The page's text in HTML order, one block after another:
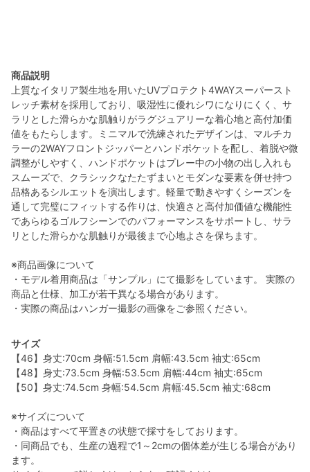
商品説明
上質なイタリア製生地を用いたUVプロテクト4WAYスーパースト
レッチ素材を採用しており、吸湿性に優れシワになりにくく、サ
ラリとした滑らかな肌触りがラグジュアリーな着心地と高付加価
値をもたらします。ミニマルで洗練されたデザインは、マルチカ
ラーの2WAYフロントジッパーとハンドポケットを配し、着脱や微
調整がしやすく、ハンドポケットはプレー中の小物の出し入れも
スムーズで、クラシックなたたずまいとモダンな要素を併せ持つ
品格あるシルエットを演出します。軽量で動きやすくシーズンを
通して完璧にフィットする作りは、快適さと高付加価値な機能性
であらゆるゴルフシーンでのパフォーマンスをサポートし、サラ
リとした滑らかな肌触りが最後まで心地よさを保ちます。
※商品画像について
・モデル着用商品は「サンプル」にて撮影をしています。 実際の
商品と仕様、加工が若干異なる場合があります。
・実際の商品はハンガー撮影の画像をご参照ください。
サイズ
【46】身丈:70cm 身幅:51.5cm 肩幅:43.5cm 袖丈:65cm
【48】身丈:73.5cm 身幅:53.5cm 肩幅:44cm 袖丈:65cm
【50】身丈:74.5cm 身幅:54.5cm 肩幅:45.5cm 袖丈:68cm
※サイズについて
・商品はすべて平置きの状態で採寸をしております。
・同商品でも、生産の過程で1～2cmの個体差が生じる場合があり
ます。